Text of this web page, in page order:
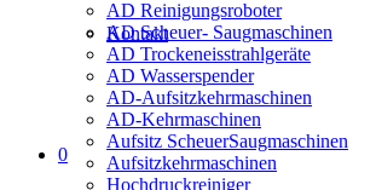
Kontakt
0
AD Reinigungsroboter
AD Scheuer- Saugmaschinen
AD Trockeneisstrahlgeräte
AD Wasserspender
AD-Aufsitzkehrmaschinen
AD-Kehrmaschinen
Aufsitz ScheuerSaugmaschinen
Aufsitzkehrmaschinen
Hochdruckreiniger